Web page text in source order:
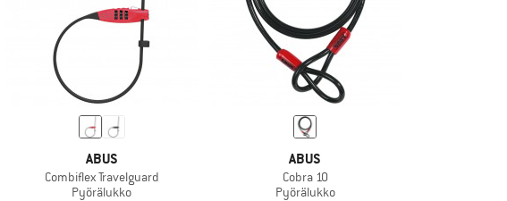
ABUS
Combiflex Travelguard
Pyörälukko
ABUS
Cobra 10
Pyörälukko